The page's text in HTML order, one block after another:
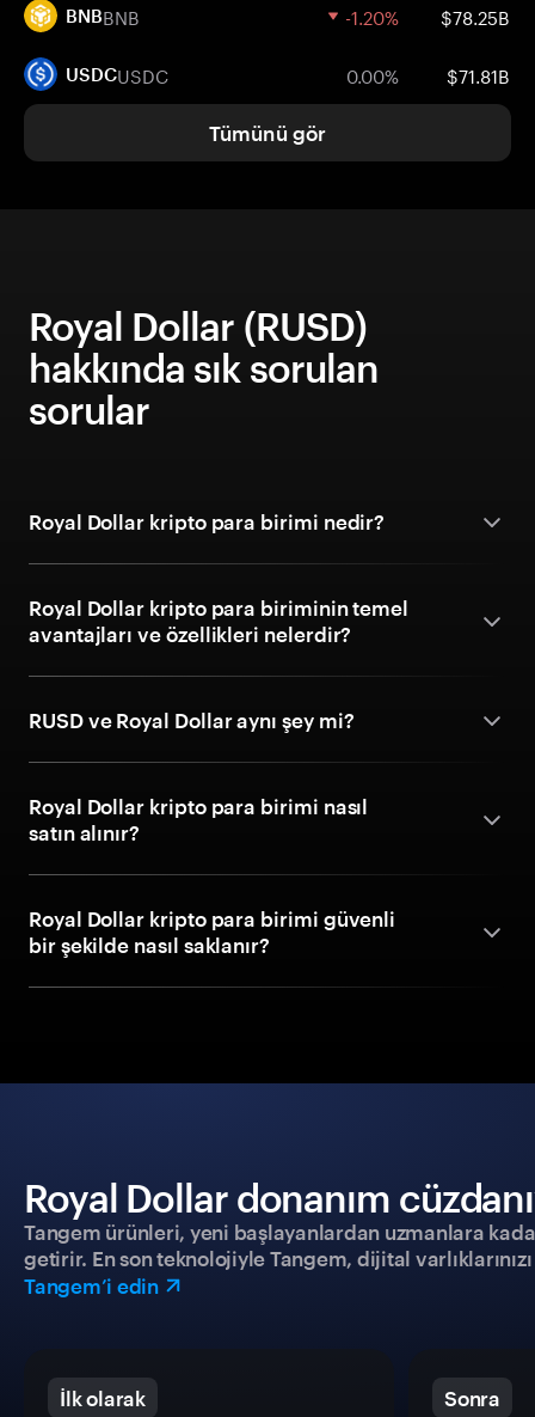
BNBBNB -1.20% $78.25B
USDCUSDC 0.00% $71.81B
Tümünü gör
Royal Dollar (RUSD)
hakkında sık sorulan
sorular
Royal Dollar kripto para birimi nedir?
Royal Dollar kripto para biriminin temel
avantajları ve özellikleri nelerdir?
RUSD ve Royal Dollar aynı şey mi?
Royal Dollar kripto para birimi nasıl
satın alınır?
Royal Dollar kripto para birimi güvenli
bir şekilde nasıl saklanır?
Royal Dollar donanım
Tangem ürünleri, yeni başlayanlardan uzmanlara
getirir. En son teknolojiyle Tangem, dijital
Tangem’i edin
İlk olarak Sonra